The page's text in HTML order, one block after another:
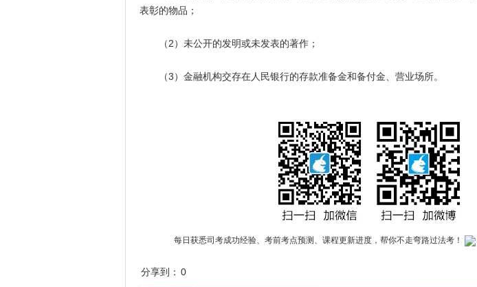
表彰的物品；
（2）未公开的发明或未发表的著作；
（3）金融机构交存在人民银行的存款准备金和备付金、营业场所。
每日获悉司考成功经验、考前考点预测、课程更新进度，帮你不走弯路过法考！
分享到： 0